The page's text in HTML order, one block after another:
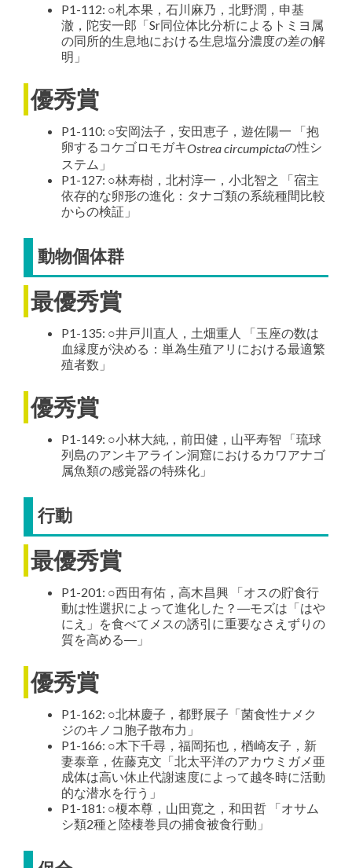
P1-112: ○札本果，石川麻乃，北野潤，申基
澈，陀安一郎「Sr同位体比分析によるトミヨ属
の同所的生息地における生息塩分濃度の差の解
明」
優秀賞
P1-110: ○安岡法子，安田恵子，遊佐陽一 「抱
卵するコケゴロモガキOstrea circumpictaの性シ
ステム」
P1-127: ○林寿樹，北村淳一，小北智之 「宿主
依存的な卵形の進化：タナゴ類の系統種間比較
からの検証」
動物個体群
最優秀賞
P1-135: ○井戸川直人，土畑重人 「玉座の数は
血縁度が決める：単為生殖アリにおける最適繁
殖者数」
優秀賞
P1-149: ○小林大純,，前田健，山平寿智 「琉球
列島のアンキアライン洞窟におけるカワアナゴ
属魚類の感覚器の特殊化」
行動
最優秀賞
P1-201: ○西田有佑，高木昌興 「オスの貯食行
動は性選択によって進化した？―モズは「はや
にえ」を食べてメスの誘引に重要なさえずりの
質を高める―」
優秀賞
P1-162: ○北林慶子，都野展子「菌食性ナメク
ジのキノコ胞子散布力」
P1-166: ○木下千尋，福岡拓也，楢崎友子，新
妻泰章，佐藤克文「北太平洋のアカウミガメ亜
成体は高い休止代謝速度によって越冬時に活動
的な潜水を行う」
P1-181: ○榎本尊，山田寛之，和田哲 「オサム
シ類2種と陸棲巻貝の捕食被食行動」